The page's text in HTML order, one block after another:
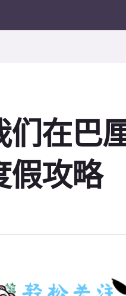
在巴
假攻略